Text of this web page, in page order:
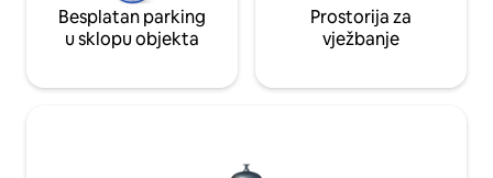
Besplatan parking
u sklopu objekta
Prostorija za
vježbanje